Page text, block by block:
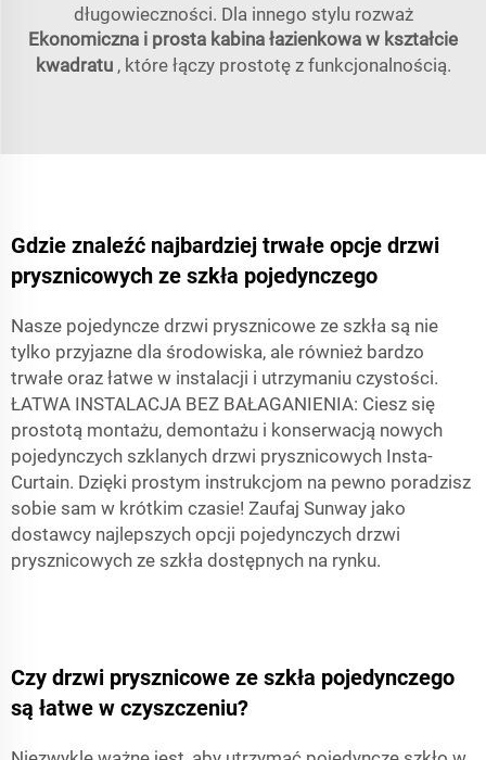
długowieczności. Dla innego stylu rozważ
Ekonomiczna i prosta kabina łazienkowa w kształcie
kwadratu , które łączy prostotę z funkcjonalnością.
Gdzie znaleźć najbardziej trwałe opcje drzwi
prysznicowych ze szkła pojedynczego
Nasze pojedyncze drzwi prysznicowe ze szkła są nie
tylko przyjazne dla środowiska, ale również bardzo
trwałe oraz łatwe w instalacji i utrzymaniu czystości.
ŁATWA INSTALACJA BEZ BAŁAGANIENIA: Ciesz się
prostotą montażu, demontażu i konserwacją nowych
pojedynczych szklanych drzwi prysznicowych Insta-
Curtain. Dzięki prostym instrukcjom na pewno poradzisz
sobie sam w krótkim czasie! Zaufaj Sunway jako
dostawcy najlepszych opcji pojedynczych drzwi
prysznicowych ze szkła dostępnych na rynku.
Czy drzwi prysznicowe ze szkła pojedynczego
są łatwe w czyszczeniu?